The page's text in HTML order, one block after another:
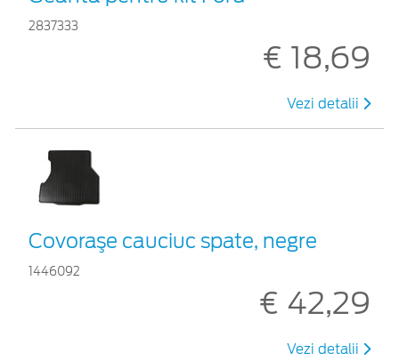
2837333
€ 18,69
Vezi detalii
Covoraşe cauciuc spate, negre
1446092
€ 42,29
Vezi detalii